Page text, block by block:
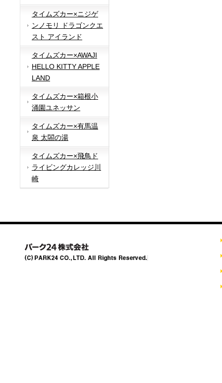
タイムズカー×ニジゲ
ンノモリ ドラゴンクエ
スト アイランド
タイムズカー×AWAJI
HELLO KITTY APPLE
LAND
タイムズカー×箱根小
涌園ユネッサン
タイムズカー×有馬温
泉 太閤の湯
タイムズカー×飛鳥ド
ライビングカレッジ川
崎